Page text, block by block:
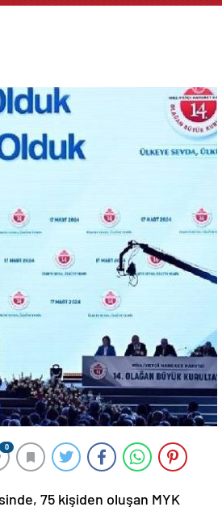
0
75 kişiden oluşan MYK